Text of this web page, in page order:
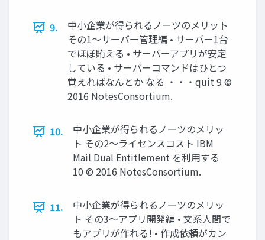
9.
中小企業が得られるノーツのメリット
その1～サーバー管理編 • サーバー1台
でほぼ賄える • サーバーアプリが安定
している • サーバーコマンドはひとつ
覚えればなんとか なる ・・・quit 9 ©
2016 NotesConsortium.
10.
中小企業が得られるノーツのメリッ
ト その2～ライセンスコスト IBM
Mail Dual Entitlement を利用する
10 © 2016 NotesConsortium.
11.
中小企業が得られるノーツのメリッ
ト その3～アプリ開発編 • 文系人間で
もアプリが作れる! • 作成依頼がカン